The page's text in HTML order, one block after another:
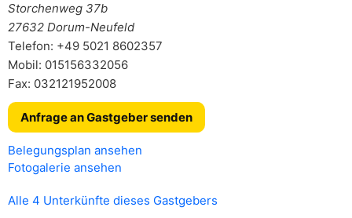
Storchenweg 37b
27632 Dorum-Neufeld
Telefon: +49 5021 8602357
Mobil: 015156332056
Fax: 032121952008
Anfrage an Gastgeber senden
Belegungsplan ansehen
Fotogalerie ansehen
Alle 4 Unterkünfte dieses Gastgebers